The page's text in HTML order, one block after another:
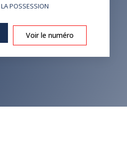
LA POSSESSION
Voir le numéro